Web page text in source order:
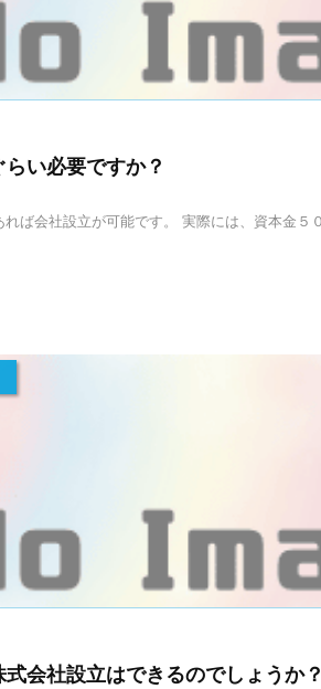
い必要ですか？
れば会社設立が可能です。 実際には、資本金５
会社設立はできるのでしょうか？